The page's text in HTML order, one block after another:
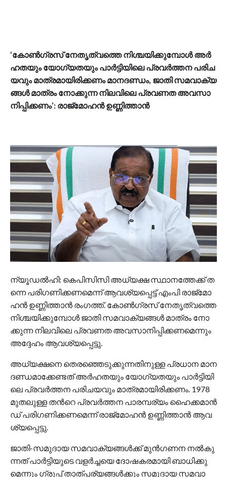
‘കോ​ൺ​ഗ്ര​സ് നേ​തൃ​ത്വ​ത്തെ നി​ശ്ച​യി​ക്കു​മ്പോ​ൾ അ​ർ​
ഹ​ത​യും യോ​ഗ്യ​ത​യും പാ​ർ​ട്ടി​യി​ലെ പ്ര​വ​ർ​ത്ത​ന പ​രി​ച​
യ​വും മാ​ത്ര​മാ​യി​രി​ക്ക​ണം മാ​ന​ദ​ണ്ഡം, ജാ​തി സ​മ​വാ​ക്യ​
ങ്ങ​ൾ മാ​ത്രം നോ​ക്കു​ന്ന നി​ല​വി​ലെ പ്ര​വ​ണ​ത അ​വ​സാ​
നി​പ്പി​ക്ക​ണം’: രാ​ജ്‌​മോ​ഹ​ൻ ഉ​ണ്ണി​ത്താ​ൻ
ന്യൂ​ഡ​ൽ​ഹി: കെ​പി​സി​സി അ​ധ്യ​ക്ഷ സ്ഥാ​ന​ത്തേ​ക്ക് ത​
ന്നെ പ​രി​ഗ​ണി​ക്ക​ണ​മെ​ന്ന് ആ​വ​ശ്യ​പ്പെ​ട്ട് എം​പി രാ​ജ്‌​മോ​
ഹ​ൻ ഉ​ണ്ണി​ത്താ​ൻ രം​ഗ​ത്ത്. കോ​ൺ​ഗ്ര​സ് നേ​തൃ​ത്വ​ത്തെ
നി​ശ്ച​യി​ക്കു​മ്പോ​ൾ ജാ​തി സ​മ​വാ​ക്യ​ങ്ങ​ൾ മാ​ത്രം നോ​
ക്കു​ന്ന നി​ല​വി​ലെ പ്ര​വ​ണ​ത അ​വ​സാ​നി​പ്പി​ക്ക​ണമെ​ന്നും
അ​ദ്ദേ​ഹം ആ​വ​ശ്യ​പ്പെ​ട്ടു.
അ​ധ്യ​ക്ഷ​നെ തെ​ര​ഞ്ഞെ​ടു​ക്കു​ന്ന​തി​നു​ള്ള പ്ര​ധാ​ന മാ​ന​
ദ​ണ്ഡ​മാ​ക്കേ​ണ്ട​ത് അ​ർ​ഹ​ത​യും യോ​ഗ്യ​ത​യും പാ​ർ​ട്ടി​യി​
ലെ പ്ര​വ​ർ​ത്ത​ന പ​രി​ച​യ​വും മാ​ത്ര​മാ​യി​രി​ക്ക​ണം. 1978
മു​ത​ലു​ള്ള ത​ന്‍റെ പ്ര​വ​ർ​ത്ത​ന പാ​ര​മ്പ​ര്യം ഹൈ​ക്ക​മാ​ൻ​
ഡ് പ​രി​ഗ​ണി​ക്ക​ണ​മെ​ന്ന് രാ​ജ്മോ​ഹ​ൻ ഉ​ണ്ണി​ത്താ​ൻ ആ​വ​
ശ്യ​പ്പെ​ട്ടു.
ജാ​തി-​സ​മു​ദാ​യ സ​മ​വാ​ക്യ​ങ്ങ​ൾ​ക്ക് മു​ൻ​ഗ​ണ​ന ന​ൽ​കു​
ന്ന​ത് പാ​ർ​ട്ടി​യു​ടെ വ​ള​ർ​ച്ച​യെ ദോ​ഷ​ക​ര​മാ​യി ബാ​ധി​ക്കു​
മെ​ന്നും ഗ്രൂ​പ്പ് താ​ത്പ​ര്യ​ങ്ങ​ൾ​ക്കും സ​മു​ദാ​യ സ​മ​വാ​